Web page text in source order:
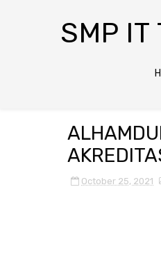
SMP IT
October 25, 2021